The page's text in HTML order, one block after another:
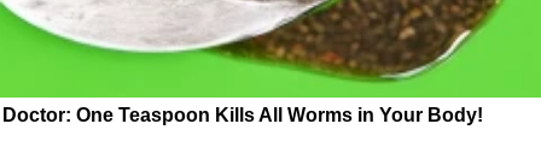
Doctor: One Teaspoon Kills All Worms in Your Body!